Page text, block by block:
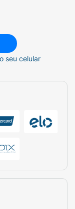
seu celular